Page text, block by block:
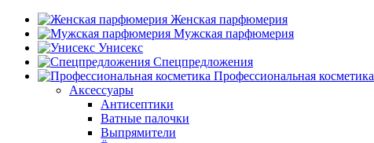
Женская парфюмерия
Мужская парфюмерия
Унисекс
Спецпредложения
Профессиональная косметика
Аксессуары
Антисептики
Ватные палочки
Выпрямители